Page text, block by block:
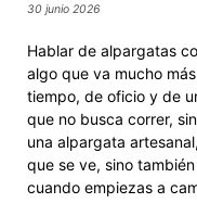
30 junio 2026
Hablar de alpargatas
algo que va mucho
tiempo, de oficio y de
que no busca correr,
una alpargata
que se ve, sino
cuando empiezas a